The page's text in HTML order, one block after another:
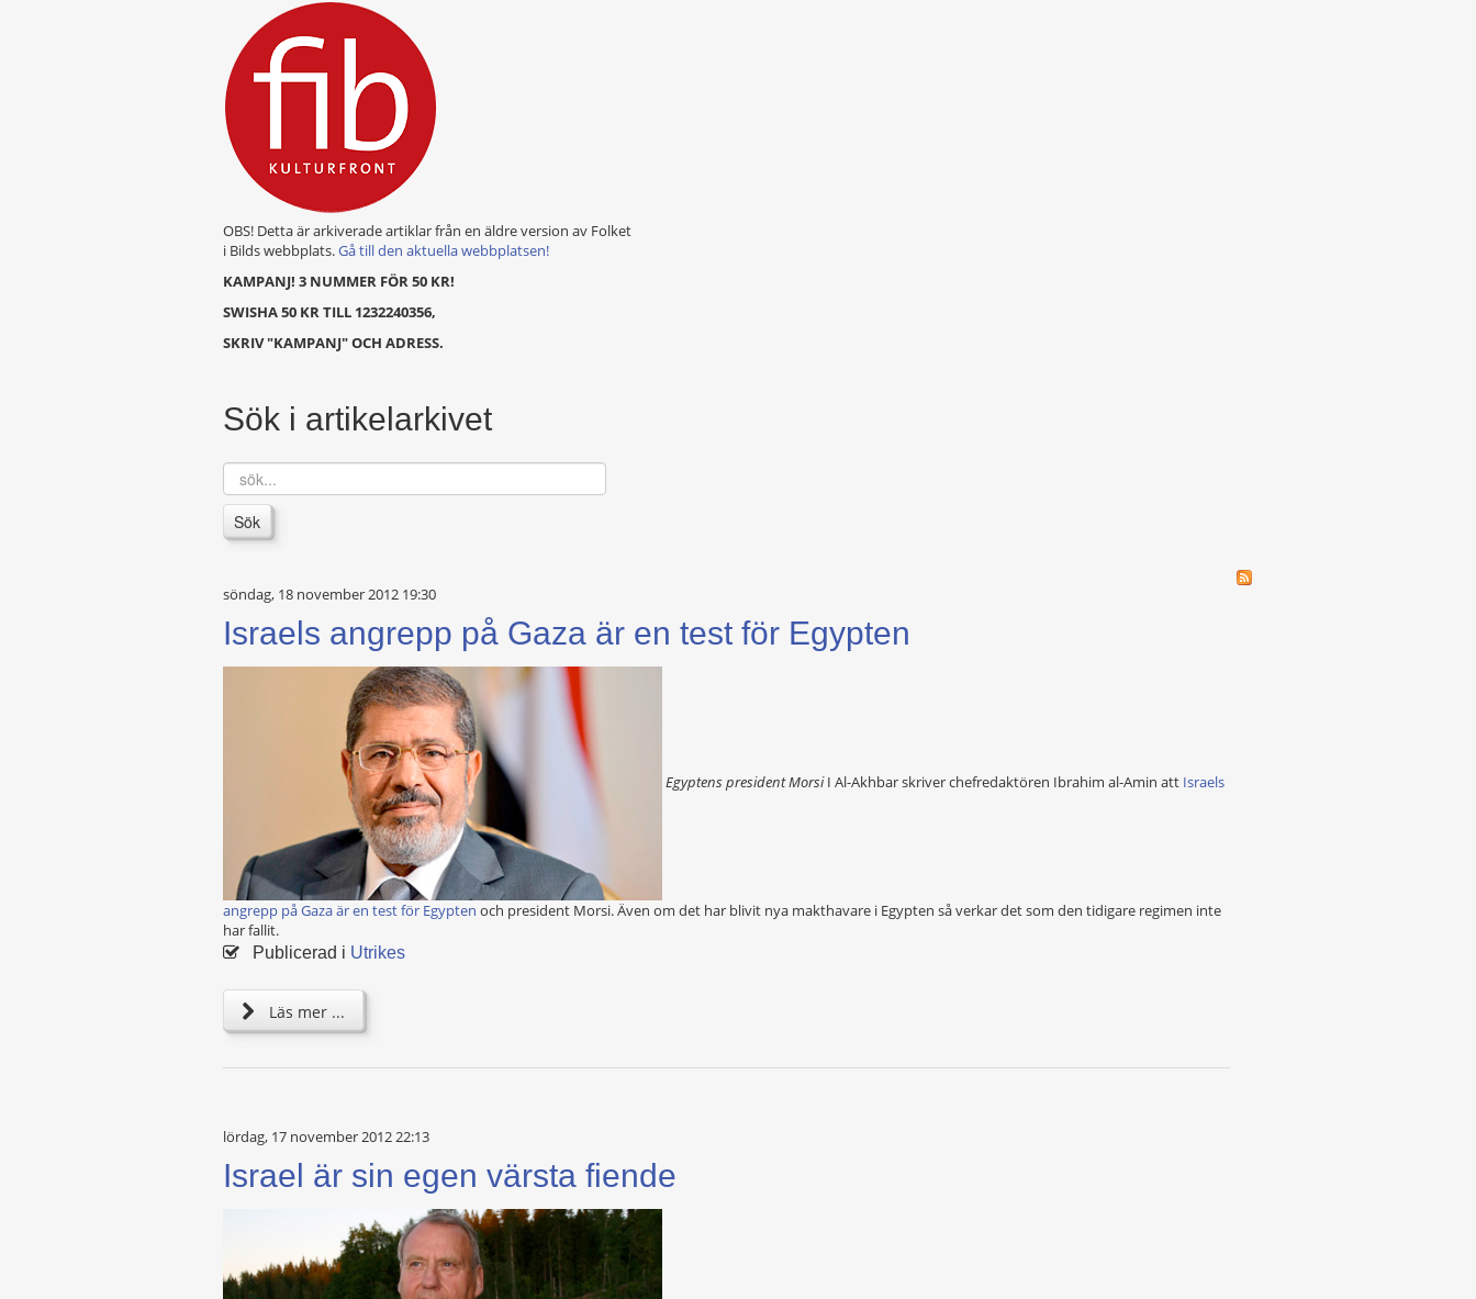
OBS! Detta är arkiverade artiklar från en äldre version av Folket
i Bilds webbplats.Gå till den aktuella webbplatsen!
KAMPANJ! 3 NUMMER FÖR 50 KR!
SWISHA 50 KR TILL 1232240356,
SKRIV "KAMPANJ" OCH ADRESS.
Sök i artikelarkivet
sök...
Sök
söndag, 18 november 2012 19:30
Israels angrepp på Gaza är en test för Egypten
Egyptens president MorsiI Al-Akhbar skriver chefredaktören Ibrahim al-Amin att Israels
angrepp på Gaza är en test för Egypten och president Morsi. Även om det har blivit nya makthavare i Egypten så verkar det som den tidigare regimen inte
har fallit.
Publicerad i Utrikes
Läs mer ...
lördag, 17 november 2012 22:13
Israel är sin egen värsta fiende